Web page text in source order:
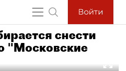
Войти
снести
"Московские